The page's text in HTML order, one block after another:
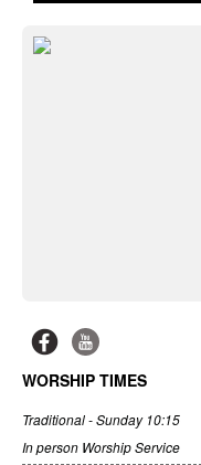
WORSHIP TIMES
Traditional - Sunday 10:15
In person Worship Service